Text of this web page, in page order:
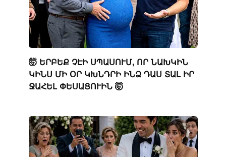
🤯 ԵՐԲԵՔ ՉԷԻ ՍՊԱՍՈՒՄ, ՈՐ ՆԱԽԿԻՆ
ԿԻՆՍ ՄԻ ՕՐ ԿԽՆԴՐԻ ԻՆՁ ԴԱՍ ՏԱԼ ԻՐ
ՋԱՀԵԼ ՓԵՍԱՑՈՒԻՆ 🤯